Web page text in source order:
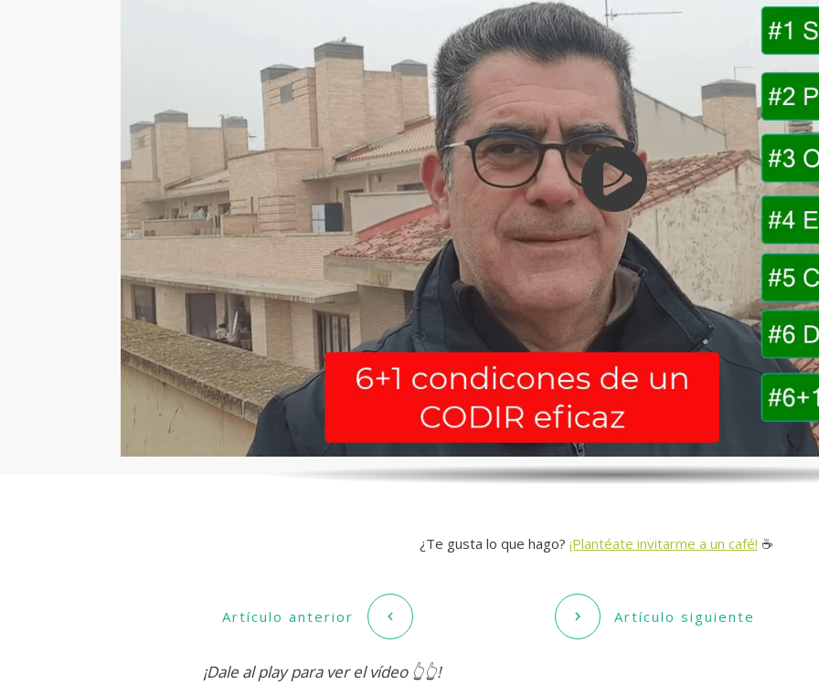
¿Te gusta lo que hago? ¡Plantéate invitarme a un café! ☕️
Artículo anterior Artículo siguiente
¡Dale al play para ver el vídeo 👆👆!